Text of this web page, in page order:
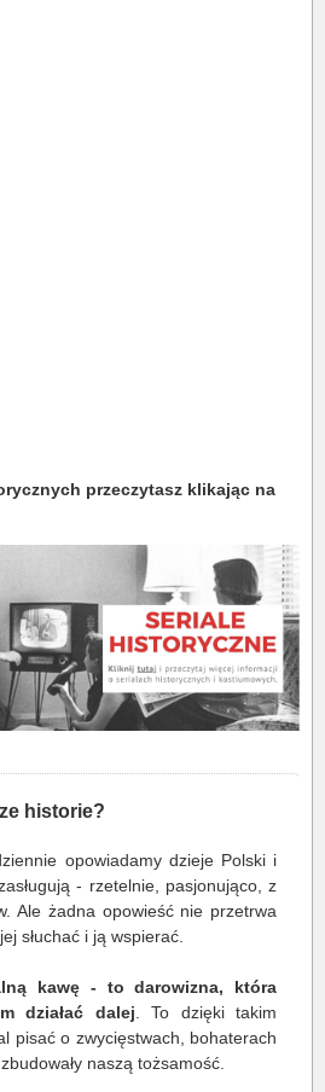
przeczytasz klikając na
historie?
opowiadamy dzieje Polski i
- rzetelnie, pasjonująco, z
Ale żadna opowieść nie przetrwa
słuchać i ją wspierać.
kawę - to darowizna, która
działać dalej . To dzięki takim
pisać o zwycięstwach, bohaterach
naszą tożsamość.